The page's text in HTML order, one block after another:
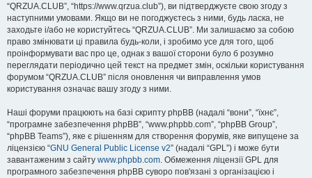
“QRZUA.CLUB”, “https://www.qrzua.club”), ви підтверджуєте свою згоду з
наступними умовами. Якщо ви не погоджуєтесь з ними, будь ласка, не
заходьте і/або не користуйтесь “QRZUA.CLUB”. Ми залишаємо за собою
право змінювати ці правила будь-коли, і зробимо усе для того, щоб
проінформувати вас про це, однак з вашої сторони було б розумно
переглядати періодично цей текст на предмет змін, оскільки користування
форумом “QRZUA.CLUB” після оновлення чи виправлення умов
користування означає вашу згоду з ними.
Наші форуми працюють на базі скрипту phpBB (надалі “вони”, “їхнє”,
“програмне забезпечення phpBB”, “www.phpbb.com”, “phpBB Group”,
“phpBB Teams”), яке є рішенням для створення форумів, яке випущене за
ліцензією “GNU General Public License v2” (надалі “GPL”) і може бути
завантаженим з сайту www.phpbb.com. Обмеження ліцензії GPL для
програмного забезпечення phpBB суворо пов'язані з організацією і